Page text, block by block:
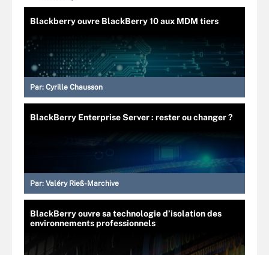
Blackberry ouvre BlackBerry 10 aux MDM tiers
Par: Cyrille Chausson
BlackBerry Enterprise Server : rester ou changer ?
Par: Valéry Rieß-Marchive
BlackBerry ouvre sa technologie d’isolation des
environnements professionnels